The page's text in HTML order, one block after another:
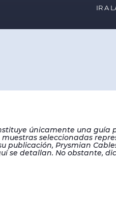
IR A
únicamente una guía
seleccionadas
Prysmian
se detallan. No obstante,